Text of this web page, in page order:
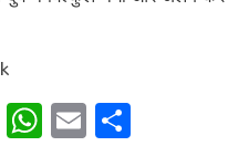
T
W E